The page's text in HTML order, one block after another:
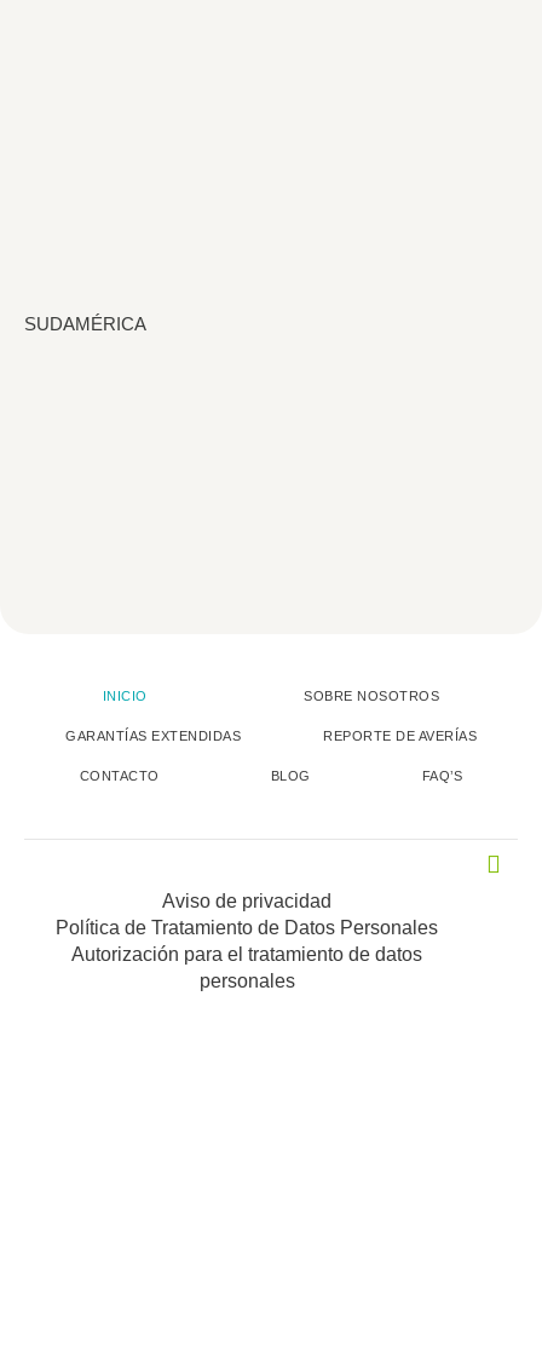
SUDAMÉRICA
INICIO SOBRE NOSOTROS
GARANTÍAS EXTENDIDAS REPORTE DE AVERÍAS
CONTACTO BLOG FAQ’S
Aviso de privacidad
Política de Tratamiento de Datos Personales
Autorización para el tratamiento de datos
personales